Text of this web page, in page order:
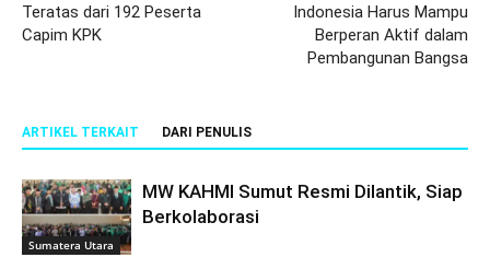
Teratas dari 192 Peserta
Capim KPK
Indonesia Harus Mampu
Berperan Aktif dalam
Pembangunan Bangsa
ARTIKEL TERKAIT DARI PENULIS
Sumatera Utara
MW KAHMI Sumut Resmi Dilantik, Siap
Berkolaborasi